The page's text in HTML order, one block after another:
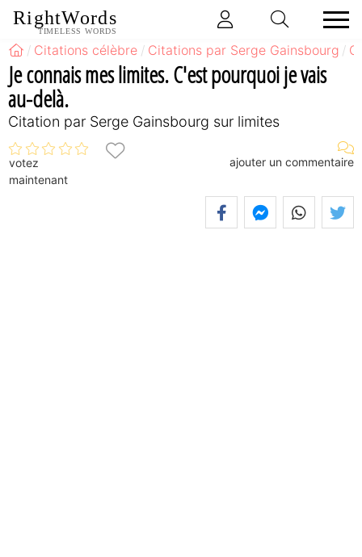
RightWords
TIMELESS WORDS
Citations célèbre Citations par Serge Gainsbourg
Je connais mes limites. C'est pourquoi je vais
au-delà.
Citation par Serge Gainsbourg sur limites
votez
maintenant
ajouter un commentaire